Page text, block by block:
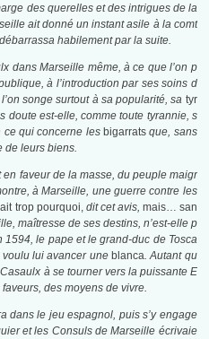
des querelles et des intrigues de la
ait donné un instant asile à la comt
habilement par la suite.
dans Marseille même, à ce que l’on p
à l’introduction par ses soins d
songe surtout à sa popularité, sa tyr
doute est-elle, comme toute tyrannie, s
ce qui concerne les bigarratsque, sans
de leurs biens.
faveur de la masse, du peuple maigr
à Marseille, une guerre contre les
trop pourquoi,dit cet avis, mais… san
maîtresse de ses destins, n’est-elle p
le pape et le grand-duc de Tosca
voulu lui avancer une blanca. Autant qu
à se tourner vers la puissante E
des moyens de vivre.
dans le jeu espagnol, puis s’y engage
et les Consuls de Marseille écrivaie